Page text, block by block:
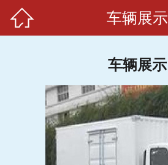
 车辆展示
车辆展示